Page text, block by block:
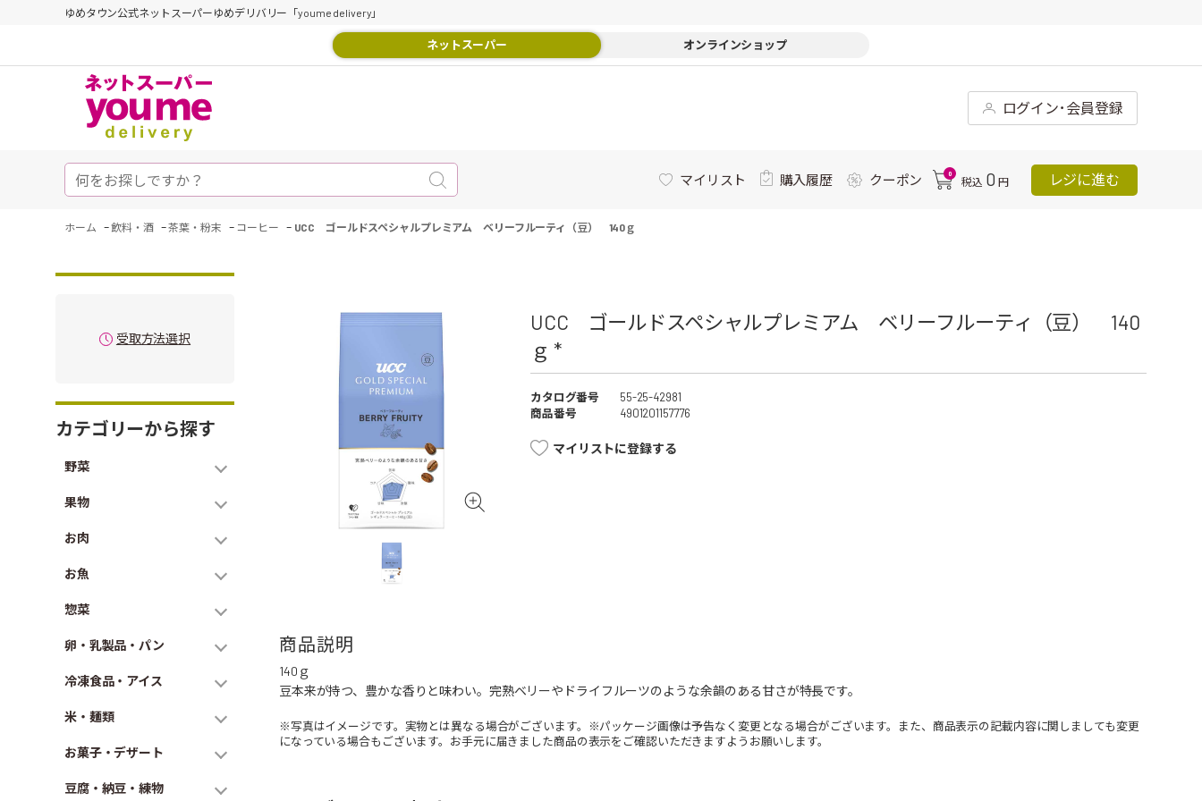
ゆめタウン公式ネットスーパーゆめデリバリー「youme delivery」
ネットスーパー オンラインショップ
ログイン･会員登録
マイリスト 購入履歴 クーポン 0
税込 0 円 レジに進む
ホーム -飲料・酒 -茶葉・粉末 - コーヒー - UCC ゴールドスペシャルプレミアム ベリーフルーティ（豆） 140ｇ
受取方法選択
カテゴリーから探す
野菜
果物
お肉
お魚
惣菜
卵・乳製品・パン
冷凍食品・アイス
米・麺類
お菓子・デザート
豆腐・納豆・練物
UCC ゴールドスペシャルプレミアム ベリーフルーティ（豆） 140
ｇ *
カタログ番号
55-25-42981
商品番号
4901201157776
マイリストに登録する
商品説明
140ｇ
豆本来が持つ、豊かな香りと味わい。完熟ベリーやドライフルーツのような余韻のある甘さが特長です。
※写真はイメージです。実物とは異なる場合がございます。※パッケージ画像は予告なく変更となる場合がございます。また、商品表示の記載内容に関しましても変更
になっている場合もございます。お手元に届きました商品の表示をご確認いただきますようお願いします。